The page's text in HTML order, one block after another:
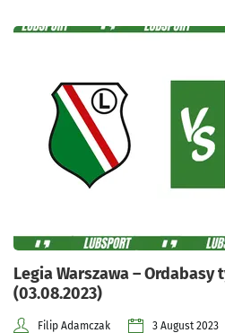
Legia Warszawa – Ordabasy
(03.08.2023)
Filip Adamczak 3 August 2023